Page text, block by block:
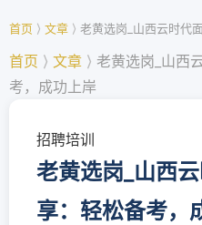
首页 ⟩ 文章 ⟩ 老黄选岗_山西云时代
首页 ⟩ 文章 ⟩ 老黄选岗_山西
考，成功上岸
招聘培训
老黄选岗_山西
享：轻松备考，